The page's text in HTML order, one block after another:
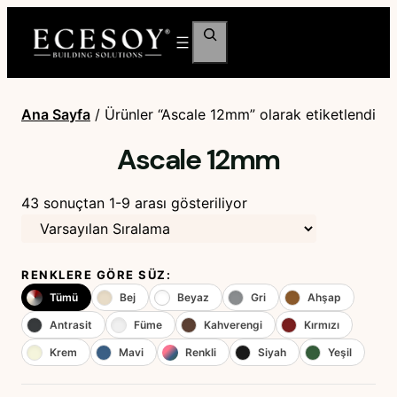
Ara
Ana Sayfa / Ürünler “Ascale 12mm” olarak etiketlendi
Ascale 12mm
43 sonuçtan 1-9 arası gösteriliyor
RENKLERE GÖRE SÜZ:
Tümü Bej Beyaz Gri Ahşap
Antrasit Füme Kahverengi Kırmızı
Krem Mavi Renkli Siyah Yeşil